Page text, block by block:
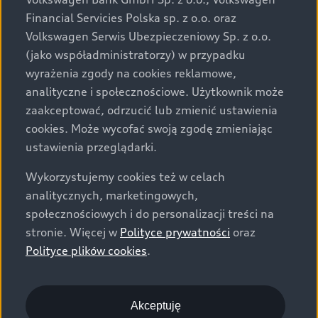
za dopłatą. Wiążące ustalenie ceny, wyposażenia i
specyfikacji pojazdu następują w umowie sprzedaży, a
określenie parametrów technicznych zawiera
świadectwo homologacji typu pojazdu. Zastrzegamy
sobie prawo do zmian i pomyłek. Wszelkie informacje
prezentowane na stronie są aktualne na dzień ich
zamieszczania. W celu uzyskania najnowszych
informacji prosimy kontaktować się z Partnerem Marki
Audi.
Wszystkie produkowane obecnie samochody marki Audi
są wykonywane z materiałów spełniających pod
względem możliwości odzysku i recyklingu wymagania
określone w normie ISO 22628 i są zgodne z
europejskimi świadectwami homologacji wydanymi wg
o.o. podlega obowiązkowi zapewnienia wszystkim
użytkownikom samochodów marki Volkswagen sieci
Financial Servicies Polska sp. z o.o. oraz
Volkswagen Serwis Ubezpieczeniowy Sp. z o.o.
(jako współadministratorzy) w przypadku
wyrażenia zgody na cookies reklamowe,
analityczne i społecznościowe. Użytkownik może
zaakceptować, odrzucić lub zmienić ustawienia
cookies. Może wycofać swoją zgodę zmieniając
ustawienia przeglądarki.
Wykorzystujemy cookies też w celach
analitycznych, marketingowych,
społecznościowych i do personalizacji treści na
stronie. Więcej w Polityce prywatności oraz
Polityce plików cookies.
Akceptuję